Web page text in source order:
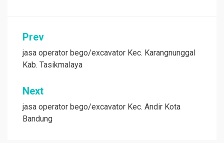
Post
navigation
Prev
jasa operator bego/excavator Kec. Karangnunggal
Kab. Tasikmalaya
Next
jasa operator bego/excavator Kec. Andir Kota
Bandung